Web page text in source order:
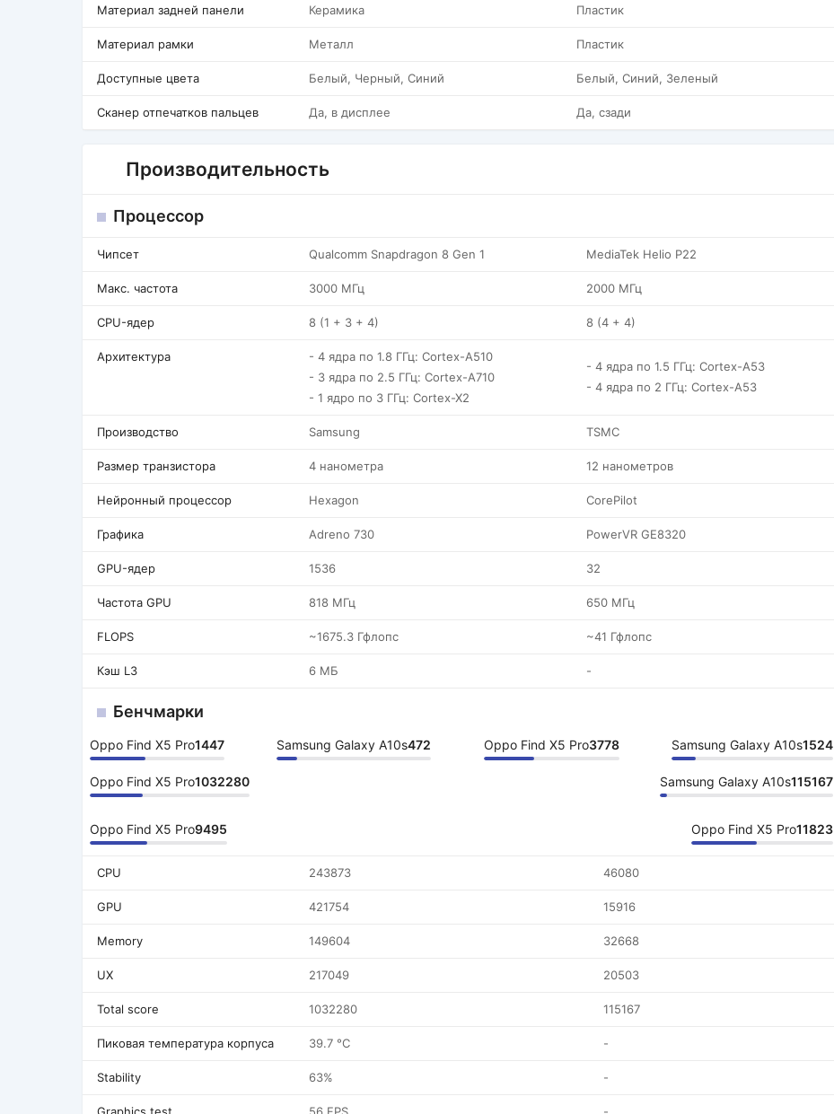
Материал задней панели Керамика Пластик
Материал рамки Металл Пластик
Доступные цвета Белый, Черный, Синий Белый, Синий, Зеленый
Сканер отпечатков пальцев Да, в дисплее Да, сзади
Производительность
Процессор
Чипсет Qualcomm Snapdragon 8 Gen 1 MediaTek Helio P22
Макс. частота 3000 МГц 2000 МГц
CPU-ядер 8 (1 + 3 + 4) 8 (4 + 4)
Архитектура
- 4 ядра по 1.8 ГГц: Cortex-A510
- 3 ядра по 2.5 ГГц: Cortex-A710
- 1 ядро по 3 ГГц: Cortex-X2
- 4 ядра по 1.5 ГГц: Cortex-A53
- 4 ядра по 2 ГГц: Cortex-A53
Производство Samsung TSMC
Размер транзистора 4 нанометра 12 нанометров
Нейронный процессор Hexagon CorePilot
Графика Adreno 730 PowerVR GE8320
GPU-ядер 1536 32
Частота GPU 818 МГц 650 МГц
FLOPS ~1675.3 Гфлопс ~41 Гфлопс
Кэш L3 6 МБ -
Бенчмарки
Oppo Find X5 Pro1447 Samsung Galaxy A10s472 Oppo Find X5 Pro3778 Samsung Galaxy A10s1524
Oppo Find X5 Pro1032280 Samsung Galaxy A10s115167
Oppo Find X5 Pro9495 Oppo Find X5 Pro11823
CPU 243873 46080
GPU 421754 15916
Memory 149604 32668
UX 217049 20503
Total score 1032280 115167
Пиковая температура корпуса 39.7 °C -
Stability 63% -